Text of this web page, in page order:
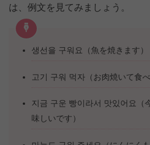
は、例文を見てみましょう。
생선을 구워요（魚を焼きます）
고기 구워 먹자（お肉焼いて食べ
지금 구운 빵이라서 맛있어요（
味しいです）